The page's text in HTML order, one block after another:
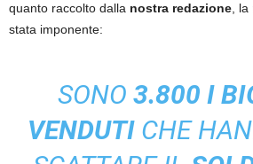
quanto raccolto dalla nostra redazione ,
stata imponente:
SONO 3.800 I
VENDUTI CHE